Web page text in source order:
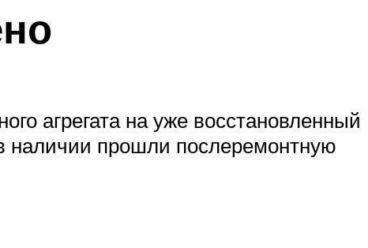
агрегата на уже восстановленный
прошли послеремонтную